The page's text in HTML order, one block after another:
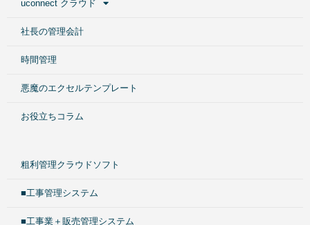
uconnect クラウド
社長の管理会計
時間管理
悪魔のエクセルテンプレート
お役立ちコラム
粗利管理クラウドソフト
■工事管理システム
■工事業＋販売管理システム